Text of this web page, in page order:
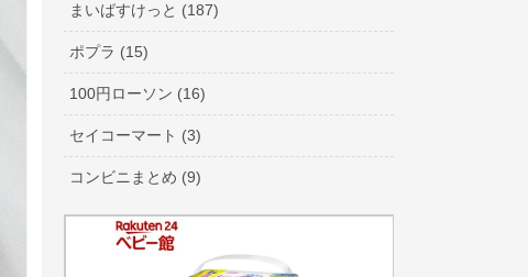
まいばすけっと (187)
ポプラ (15)
100円ローソン (16)
セイコーマート (3)
コンビニまとめ (9)